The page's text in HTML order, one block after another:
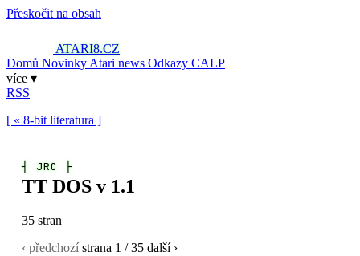
Přeskočit na obsah
ATARI8.CZ
Domů Novinky Atari news Odkazy CALP
více ▾
RSS
[ « 8-bit literatura ]
┤JRC ├
TT DOS v 1.1
35 stran
‹ předchozí strana 1 / 35 další ›